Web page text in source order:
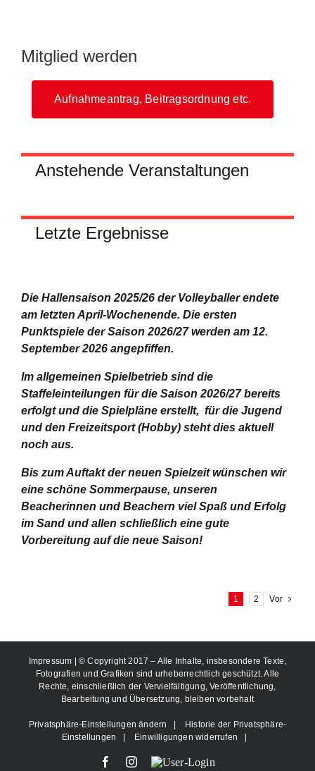
Anstehende Veranstaltungen
Letzte Ergebnisse
am letzten April-Wochenende. Die ersten
Punktspiele der Saison 2026/27 werden am 12.
September 2026 angepfiffen.
Staffeleinteilungen für die Saison 2026/27 bereits
erfolgt und die Spielpläne erstellt, für die Jugend
und den Freizeitsport (Hobby) steht dies aktuell
noch aus.
eine schöne Sommerpause, unseren
Beacherinnen und Beachern viel Spaß und Erfolg
im Sand und allen schließlich eine gute
Vorbereitung auf die neue Saison!
Fotografien und Grafiken sind urheberrechtlich geschützt. Alle
Rechte, einschließlich der Vervielfältigung, Veröffentlichung,
Bearbeitung und Übersetzung, bleiben vorbehalt
Einstellungen|Einwilligungen widerrufen|
Login